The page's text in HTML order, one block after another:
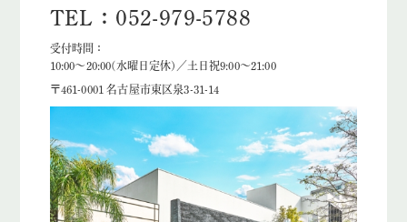
TEL：052-979-5788
受付時間：
10:00～20:00(水曜日定休)／土日祝9:00～21:00
〒461-0001 名古屋市東区泉3-31-14